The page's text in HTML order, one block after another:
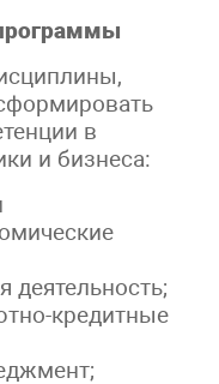
в
и бизнеса:
деятельность;
кредитные